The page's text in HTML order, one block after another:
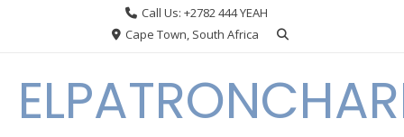
Call Us: +2782 444 YEAH
Cape Town, South Africa